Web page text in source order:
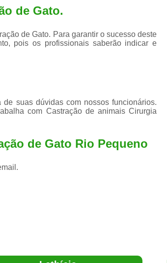
Internação para Animais de Estimação
Internação Semi Intensiva Veterinária
Limpeza de Tártaro para Gatos
de Gato.
de Gato. Para garantir o sucesso deste
pois os profissionais saberão indicar e
suas dúvidas com nossos funcionários.
com Castração de animais Cirurgia
de Gato Rio Pequeno